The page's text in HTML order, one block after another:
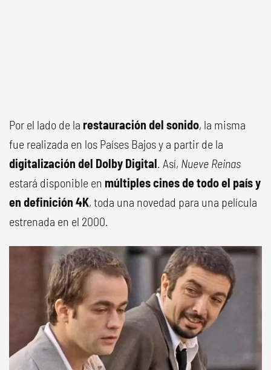
Por el lado de la restauración del sonido, la misma
fue realizada en los Países Bajos y a partir de la
digitalización del Dolby Digital. Así, Nueve Reinas
estará disponible en múltiples cines de todo el país y
en definición 4K, toda una novedad para una película
estrenada en el 2000.